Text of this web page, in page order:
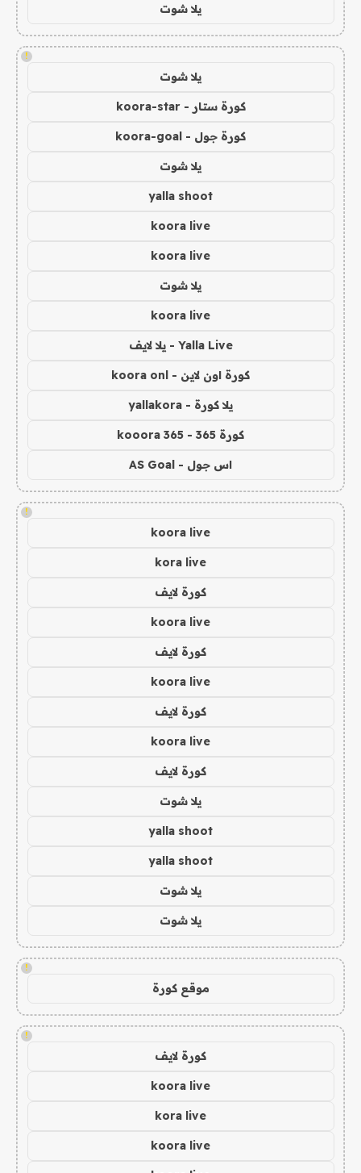
يلا شوت
!
يلا شوت
كورة ستار - koora-star
كورة جول - koora-goal
يلا شوت
yalla shoot
koora live
koora live
يلا شوت
koora live
Yalla Live - يلا لايف
كورة اون لاين - koora onl
يلا كورة - yallakora
كورة 365 - kooora 365
اس جول - AS Goal
!
koora live
kora live
كورة لايف
koora live
كورة لايف
koora live
كورة لايف
koora live
كورة لايف
يلا شوت
yalla shoot
yalla shoot
يلا شوت
يلا شوت
!
موقع كورة
!
كورة لايف
koora live
kora live
koora live